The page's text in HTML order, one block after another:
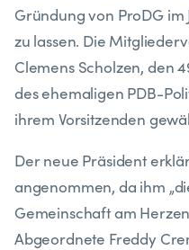
Gründung von ProDG im
zu lassen. Die
Clemens Scholzen, den
des ehemaligen PDB-
ihrem Vorsitzenden
Der neue Präsident
angenommen, da ihm
Gemeinschaft am
Abgeordnete Freddy